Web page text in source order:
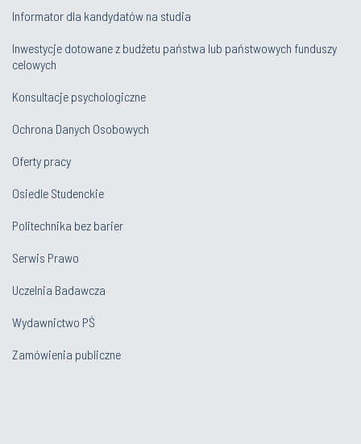
Informator dla kandydatów na studia
Inwestycje dotowane z budżetu państwa lub państwowych funduszy
celowych
Konsultacje psychologiczne
Ochrona Danych Osobowych
Oferty pracy
Osiedle Studenckie
Politechnika bez barier
Serwis Prawo
Uczelnia Badawcza
Wydawnictwo PŚ
Zamówienia publiczne